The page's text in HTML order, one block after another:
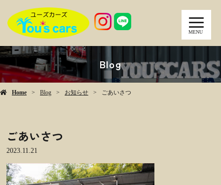
MENU
Blog
Home Blog お知らせ ごあいさつ
ごあいさつ
2023.11.21